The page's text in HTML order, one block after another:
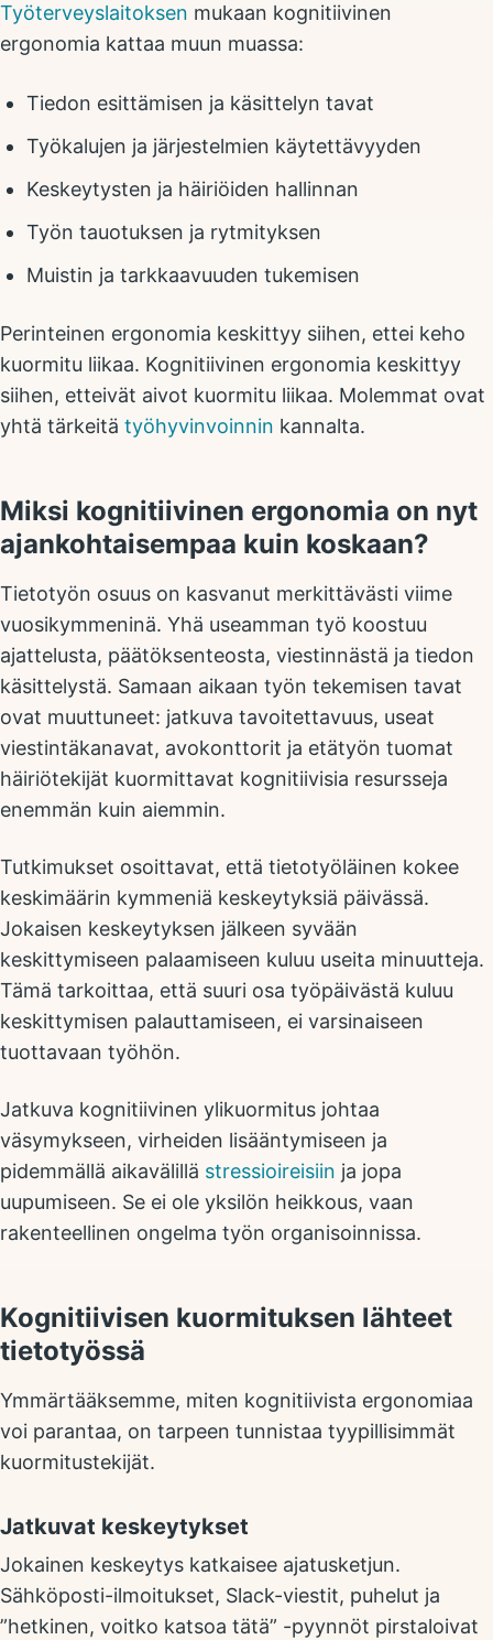
Työterveyslaitoksen mukaan kognitiivinen
ergonomia kattaa muun muassa:
Tiedon esittämisen ja käsittelyn tavat
Työkalujen ja järjestelmien käytettävyyden
Keskeytysten ja häiriöiden hallinnan
Työn tauotuksen ja rytmityksen
Muistin ja tarkkaavuuden tukemisen
Perinteinen ergonomia keskittyy siihen, ettei keho
kuormitu liikaa. Kognitiivinen ergonomia keskittyy
siihen, etteivät aivot kuormitu liikaa. Molemmat ovat
yhtä tärkeitä työhyvinvoinnin kannalta.
Miksi kognitiivinen ergonomia on nyt
ajankohtaisempaa kuin koskaan?
Tietotyön osuus on kasvanut merkittävästi viime
vuosikymmeninä. Yhä useamman työ koostuu
ajattelusta, päätöksenteosta, viestinnästä ja tiedon
käsittelystä. Samaan aikaan työn tekemisen tavat
ovat muuttuneet: jatkuva tavoitettavuus, useat
viestintäkanavat, avokonttorit ja etätyön tuomat
häiriötekijät kuormittavat kognitiivisia resursseja
enemmän kuin aiemmin.
Tutkimukset osoittavat, että tietotyöläinen kokee
keskimäärin kymmeniä keskeytyksiä päivässä.
Jokaisen keskeytyksen jälkeen syvään
keskittymiseen palaamiseen kuluu useita minuutteja.
Tämä tarkoittaa, että suuri osa työpäivästä kuluu
keskittymisen palauttamiseen, ei varsinaiseen
tuottavaan työhön.
Jatkuva kognitiivinen ylikuormitus johtaa
väsymykseen, virheiden lisääntymiseen ja
pidemmällä aikavälillä stressioireisiin ja jopa
uupumiseen. Se ei ole yksilön heikkous, vaan
rakenteellinen ongelma työn organisoinnissa.
Kognitiivisen kuormituksen lähteet
tietotyössä
Ymmärtääksemme, miten kognitiivista ergonomiaa
voi parantaa, on tarpeen tunnistaa tyypillisimmät
kuormitustekijät.
Jatkuvat keskeytykset
Jokainen keskeytys katkaisee ajatusketjun.
Sähköposti-ilmoitukset, Slack-viestit, puhelut ja
”hetkinen, voitko katsoa tätä” -pyynnöt pirstaloivat